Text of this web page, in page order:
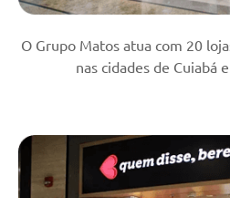
O Grupo Matos atua com 20
nas cidades de Cuiabá